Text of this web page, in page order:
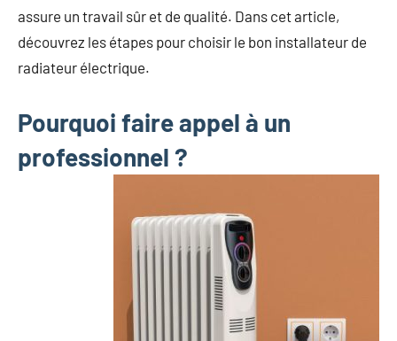
assure un travail sûr et de qualité. Dans cet article,
découvrez les étapes pour choisir le bon installateur de
radiateur électrique.
Pourquoi faire appel à un
professionnel ?